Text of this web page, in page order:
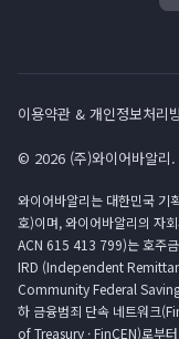
이용약관 & 개인정보처리
© 2026 (주)와이어바알
와이어바알리는 대한민국 기
호)이며, 와이어바알리의 자
ACN 615 413 799)는 호주
IRD (Independent
Community Federal
하 금융범죄 단속 네트워크
of Treasury · FinCEN)로부